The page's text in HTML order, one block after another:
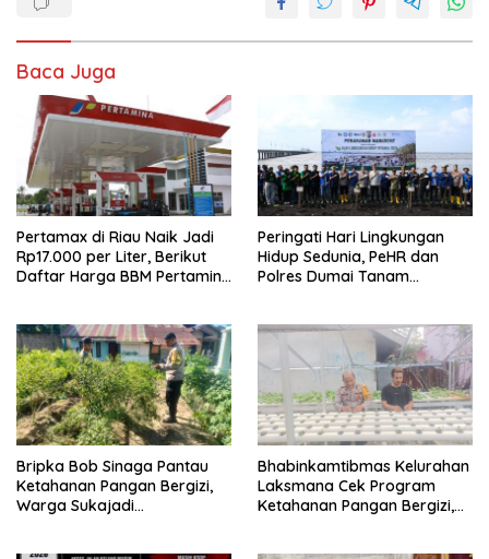
Baca Juga
Pertamax di Riau Naik Jadi
Rp17.000 per Liter, Berikut
Daftar Harga BBM Pertamina
Peringati Hari Lingkungan
Hidup Sedunia, PeHR dan
Polres Dumai Tanam
Bripka Bob Sinaga Pantau
Ketahanan Pangan Bergizi,
Warga Sukajadi
Bhabinkamtibmas Kelurahan
Laksmana Cek Program
Ketahanan Pangan Bergizi,